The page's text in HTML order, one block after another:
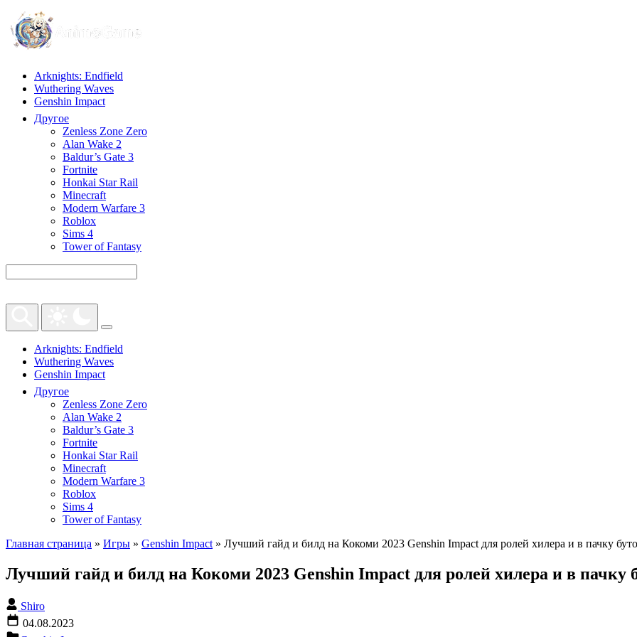
Arknights: Endfield
Wuthering Waves
Genshin Impact
Другое
Zenless Zone Zero
Alan Wake 2
Baldur’s Gate 3
Fortnite
Honkai Star Rail
Minecraft
Modern Warfare 3
Roblox
Sims 4
Tower of Fantasy
Arknights: Endfield
Wuthering Waves
Genshin Impact
Другое
Zenless Zone Zero
Alan Wake 2
Baldur’s Gate 3
Fortnite
Honkai Star Rail
Minecraft
Modern Warfare 3
Roblox
Sims 4
Tower of Fantasy
Главная страница » Игры » Genshin Impact » Лучший гайд и билд на Кокоми 2023 Genshin Impact для ролей хилера и в пачку
Лучший гайд и билд на Кокоми 2023 Genshin Impact для ролей хилера и в пачку
Shiro
04.08.2023